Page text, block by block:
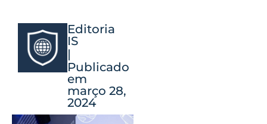
Editoria
IS
|
Publicado
em
março 28,
2024